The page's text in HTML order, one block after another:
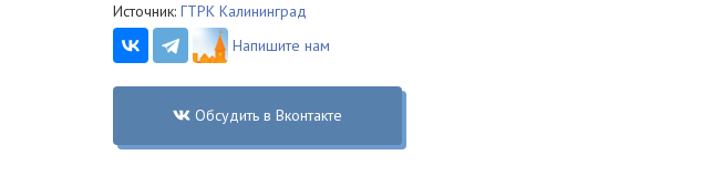
Источник: ГТРК Калининград
Напишите нам
Обсудить в Вконтакте